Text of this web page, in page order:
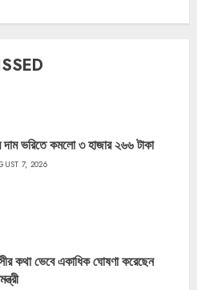
দাম ভরিতে কমলো ৩ হাজার ২৬৬ টাকা
7, 2026
কথা ভেবে একাধিক ঘোষণা করেছেন